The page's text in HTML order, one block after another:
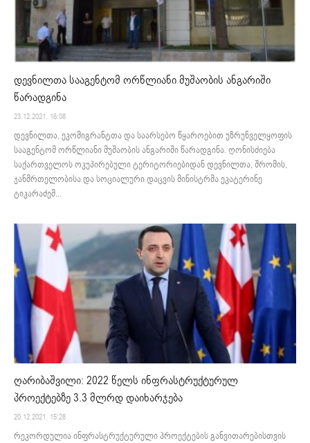
დევნილთა სააგენტომ ორწლიანი მუშაობის ანგარიში
წარადგინა
23.12.2021. 16:08
დევნილთა, ეკომიგრანტთა და საარსებო წყაროებით უზრუნველყოფის
სააგენტომ ორწლიანი მუშაობის ანგარიში წარადგინა. ღონისძიება
საქართველოს ოკუპირებული ტერიტორიებიდან დევნილთა, შრომის,
ჯანმრთელობისა და სოციალური დაცვის მინისტრმა ეკატერინე
ტიკარაძემ...
ღარიბაშვილი: 2022 წელს ინფრასტრუქტურულ
პროექტებზე 3.3 მლრდ დაიხარჯება
20.12.2021. 15:28
რეკორდულია ინფრასტრუქტურული პროექტების განვითარებისთვის